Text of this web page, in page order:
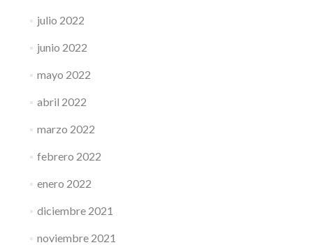
julio 2022
junio 2022
mayo 2022
abril 2022
marzo 2022
febrero 2022
enero 2022
diciembre 2021
noviembre 2021